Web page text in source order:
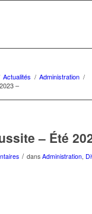
Actualités / Administration /
–
– Été
/ dans Administration,